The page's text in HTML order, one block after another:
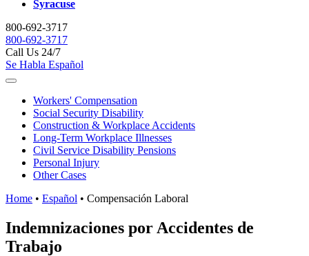
Syracuse
800-692-3717
800-692-3717
Call Us 24/7
Se Habla Español
Workers' Compensation
Social Security Disability
Construction & Workplace Accidents
Long-Term Workplace Illnesses
Civil Service Disability Pensions
Personal Injury
OtherCases
Home • Español • Compensación Laboral
Indemnizaciones por Accidentes de
Trabajo